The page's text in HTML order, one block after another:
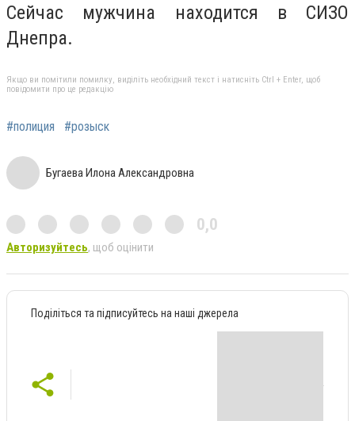
Сейчас мужчина находится в СИЗО
Днепра.
Якщо ви помітили помилку, виділіть необхідний текст і натисніть Ctrl + Enter, щоб
повідомити про це редакцію
#полиция #розыск
Бугаева Илона Александровна
0,0
Авторизуйтесь, щоб оцінити
Поділіться та підписуйтесь на наші джерела